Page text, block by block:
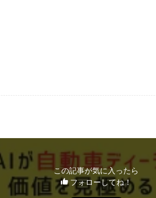
この記事が気に入ったら
フォローしてね！